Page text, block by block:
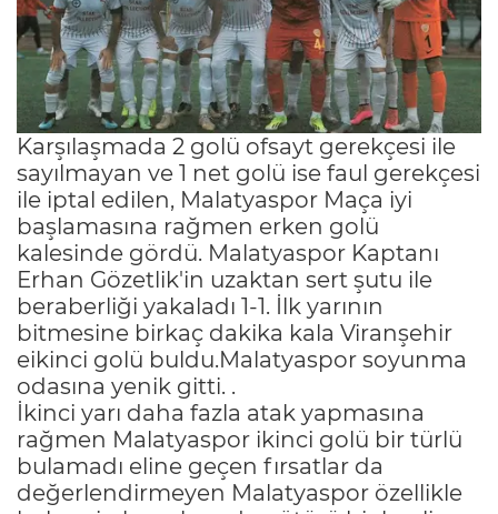
Karşılaşmada 2 golü ofsayt gerekçesi ile
sayılmayan ve 1 net golü ise faul gerekçesi
ile iptal edilen, Malatyaspor Maça iyi
başlamasına rağmen erken golü
kalesinde gördü. Malatyaspor Kaptanı
Erhan Gözetlik'in uzaktan sert şutu ile
beraberliği yakaladı 1-1. İlk yarının
bitmesine birkaç dakika kala Viranşehir
eikinci golü buldu.Malatyaspor soyunma
odasına yenik gitti. .
İkinci yarı daha fazla atak yapmasına
rağmen Malatyaspor ikinci golü bir türlü
bulamadı eline geçen fırsatlar da
değerlendirmeyen Malatyaspor özellikle